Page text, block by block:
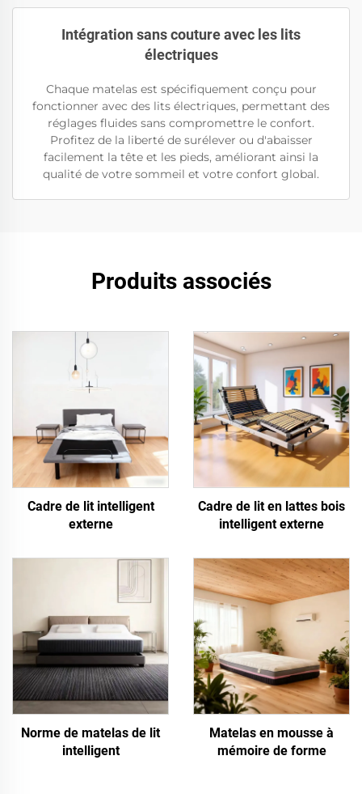
Intégration sans couture avec les lits
électriques
Chaque matelas est spécifiquement conçu pour
fonctionner avec des lits électriques, permettant des
réglages fluides sans compromettre le confort.
Profitez de la liberté de surélever ou d'abaisser
facilement la tête et les pieds, améliorant ainsi la
qualité de votre sommeil et votre confort global.
Produits associés
Cadre de lit intelligent
externe
Cadre de lit en lattes bois
intelligent externe
Norme de matelas de lit
intelligent
Matelas en mousse à
mémoire de forme